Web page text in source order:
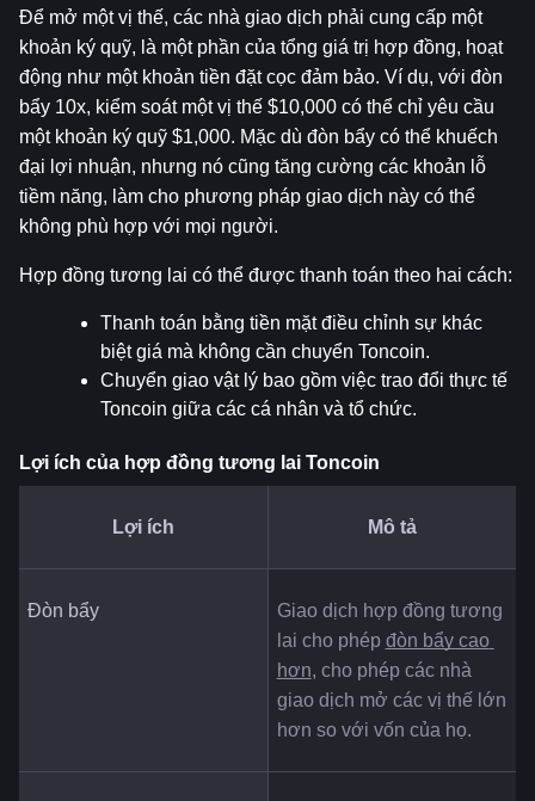
Để mở một vị thế, các nhà giao dịch phải cung cấp một
khoản ký quỹ, là một phần của tổng giá trị hợp đồng, hoạt
động như một khoản tiền đặt cọc đảm bảo. Ví dụ, với đòn
bẩy 10x, kiểm soát một vị thế $10,000 có thể chỉ yêu cầu
một khoản ký quỹ $1,000. Mặc dù đòn bẩy có thể khuếch
đại lợi nhuận, nhưng nó cũng tăng cường các khoản lỗ
tiềm năng, làm cho phương pháp giao dịch này có thể
không phù hợp với mọi người.
Hợp đồng tương lai có thể được thanh toán theo hai cách:
Thanh toán bằng tiền mặt điều chỉnh sự khác
biệt giá mà không cần chuyển Toncoin.
Chuyển giao vật lý bao gồm việc trao đổi thực tế
Toncoin giữa các cá nhân và tổ chức.
Lợi ích của hợp đồng tương lai Toncoin
Lợi ích Mô tả
Đòn bẩy
Giao dịch hợp đồng tương
lai cho phép đòn bẩy cao
hơn, cho phép các nhà
giao dịch mở các vị thế lớn
hơn so với vốn của họ.